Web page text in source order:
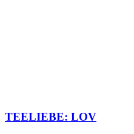
TEELIEBE: LOV